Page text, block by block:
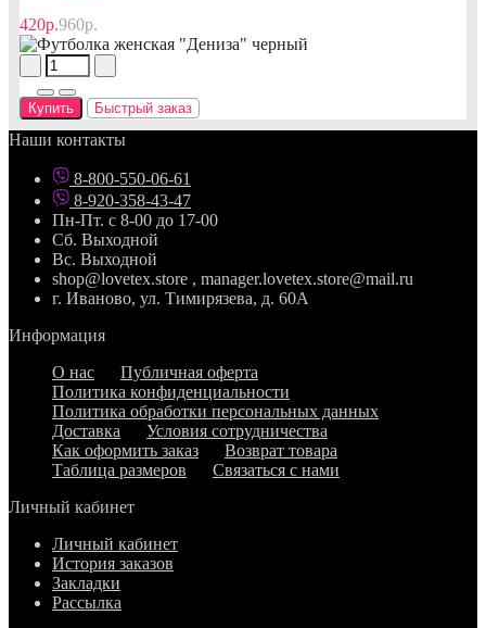
420р.960р.
Купить Быстрый заказ
Наши контакты
8-800-550-06-61
8-920-358-43-47
Пн-Пт. с 8-00 до 17-00
Сб. Выходной
Вс. Выходной
shop@lovetex.store , manager.lovetex.store@mail.ru
г. Иваново, ул. Тимирязева, д. 60А
Информация
О нас
Публичная оферта
Политика конфиденциальности
Политика обработки персональных данных
Доставка
Условия сотрудничества
Как оформить заказ
Возврат товара
Таблица размеров
Связаться с нами
Личный кабинет
Личный кабинет
История заказов
Закладки
Рассылка